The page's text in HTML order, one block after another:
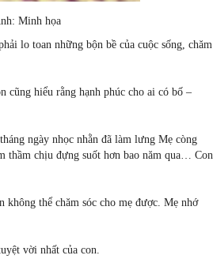
Minh họa
lo toan những bộn bề của cuộc sống, chăm
cũng hiểu rằng hạnh phúc cho ai có bố –
ngày nhọc nhằn đã làm lưng Mẹ còng
thầm chịu đựng suốt hơn bao năm qua… Con
không thể chăm sóc cho mẹ được. Mẹ nhớ
vời nhất của con.